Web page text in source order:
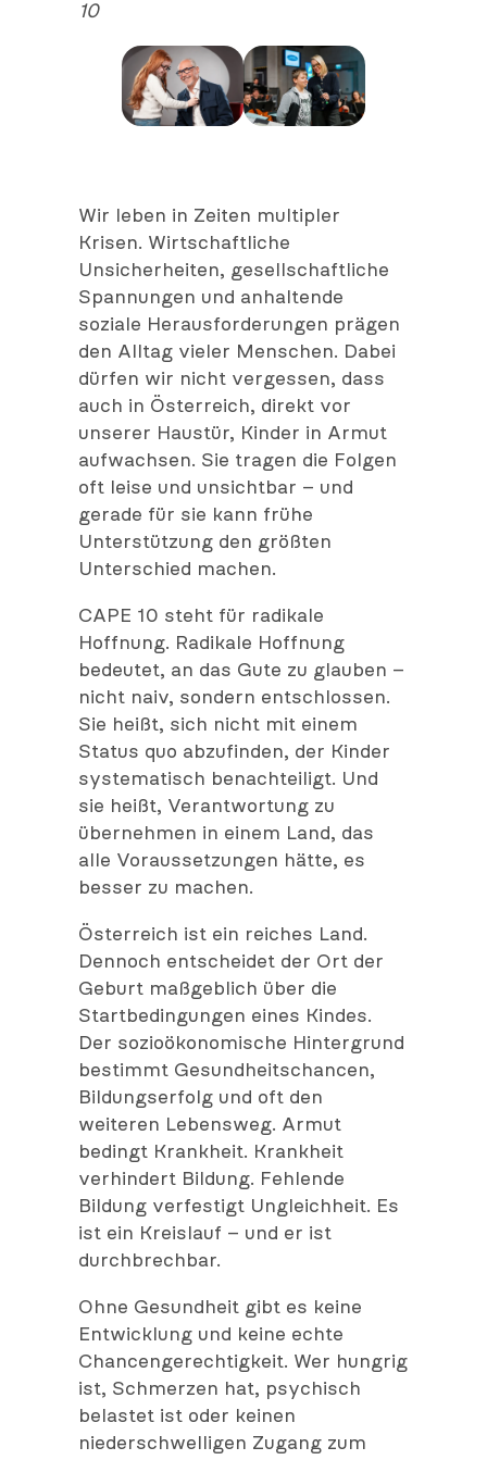
10
Wir leben in Zeiten multipler
Krisen. Wirtschaftliche
Unsicherheiten, gesellschaftliche
Spannungen und anhaltende
soziale Herausforderungen prägen
den Alltag vieler Menschen. Dabei
dürfen wir nicht vergessen, dass
auch in Österreich, direkt vor
unserer Haustür, Kinder in Armut
aufwachsen. Sie tragen die Folgen
oft leise und unsichtbar – und
gerade für sie kann frühe
Unterstützung den größten
Unterschied machen.
CAPE 10 steht für radikale
Hoffnung. Radikale Hoffnung
bedeutet, an das Gute zu glauben –
nicht naiv, sondern entschlossen.
Sie heißt, sich nicht mit einem
Status quo abzufinden, der Kinder
systematisch benachteiligt. Und
sie heißt, Verantwortung zu
übernehmen in einem Land, das
alle Voraussetzungen hätte, es
besser zu machen.
Österreich ist ein reiches Land.
Dennoch entscheidet der Ort der
Geburt maßgeblich über die
Startbedingungen eines Kindes.
Der sozioökonomische Hintergrund
bestimmt Gesundheitschancen,
Bildungserfolg und oft den
weiteren Lebensweg. Armut
bedingt Krankheit. Krankheit
verhindert Bildung. Fehlende
Bildung verfestigt Ungleichheit. Es
ist ein Kreislauf – und er ist
durchbrechbar.
Ohne Gesundheit gibt es keine
Entwicklung und keine echte
Chancengerechtigkeit. Wer hungrig
ist, Schmerzen hat, psychisch
belastet ist oder keinen
niederschwelligen Zugang zum